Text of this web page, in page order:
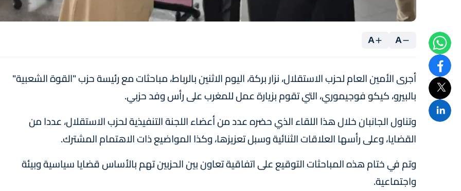
A
A
أجرى الأمين العام لحزب الاستقلال، نزار بركة، اليوم الاثنين بالرباط، مباحثات مع رئيسة حزب "القوة الشعبية"
بالبيرو، كيكو فوجيموري، التي تقوم بزيارة عمل للمغرب على رأس وفد حزبي.
وتناول الجانبان خلال هذا اللقاء الذي حضره عدد من أعضاء اللجنة التنفيذية لحزب الاستقلال، عددا من
القضايا، وعلى رأسها العلاقات الثنائية وسبل تعزيزها، وكذا المواضيع ذات الاهتمام المشترك.
وتم في ختام هذه المباحثات التوقيع على اتفاقية تعاون بين الحزبين تهم بالأساس قضايا سياسية وبيئة
واجتماعية.